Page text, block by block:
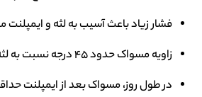
فشار زیاد باعث آسیب به لثه و
زاویه مسواک حدود 45 درجه نسبت به لثه باشد.
در طول روز، مسواک بعد از ایمپلنت